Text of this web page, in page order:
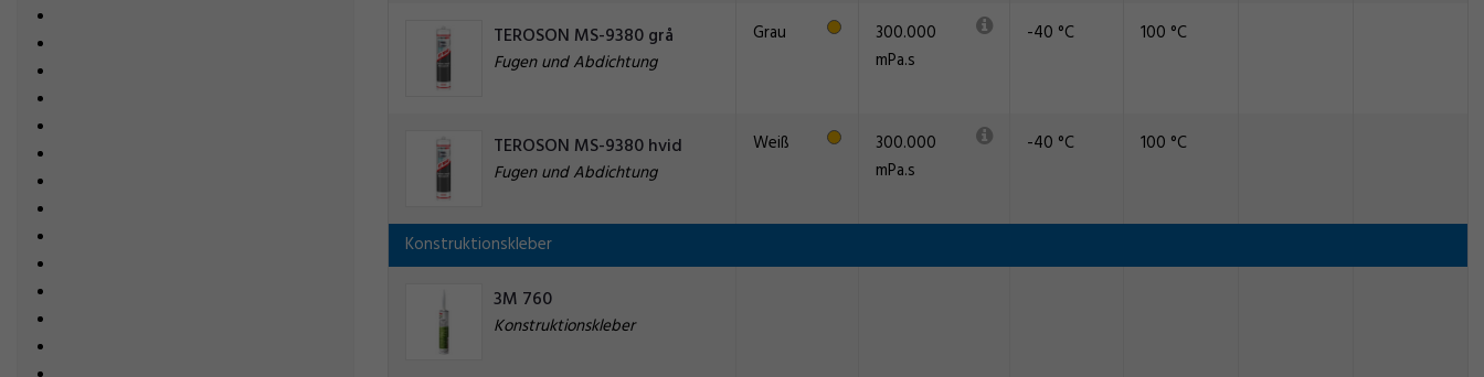
TEROSON MS-9380 grå
Fugen und Abdichtung
Grau
300.000
mPa.s
-40 °C 100 °C
TEROSON MS-9380 hvid
Fugen und Abdichtung
Weiß
300.000
mPa.s
-40 °C 100 °C
Konstruktionskleber
3M 760
Konstruktionskleber